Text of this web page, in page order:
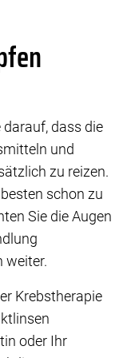
dass die
und
zu reizen.
schon zu
Sie die Augen
weiter.
Krebstherapie
oder Ihr